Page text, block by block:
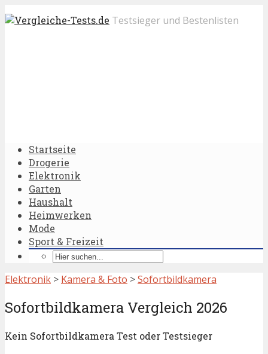
Testsieger und Bestenlisten
Startseite
Drogerie
Elektronik
Garten
Haushalt
Heimwerken
Mode
Sport & Freizeit
Elektronik > Kamera & Foto >Sofortbildkamera
Sofortbildkamera Vergleich 2026
Kein Sofortbildkamera Test oder Testsieger